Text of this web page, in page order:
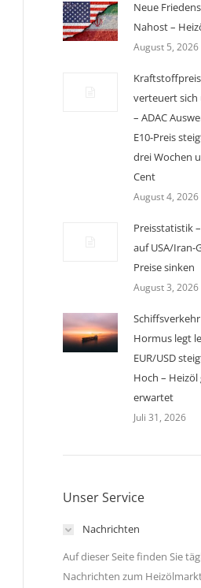
Neue
Nahost –
August 5, 2026
verteuert sich
– ADAC
E10-Preis
drei Wochen
Cent
August 4, 2026
Preisstatistik
auf USA/Iran-
Preise sinken
August 3, 2026
Hormus legt
EUR/USD
Hoch –
erwartet
Juli 31, 2026
Unser Service
Nachrichten
Auf dieser Seite finden Sie
Nachrichten zum